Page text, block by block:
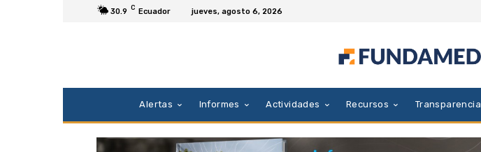
30.9 C Ecuador jueves, agosto 6, 2026
Alertas Informes Actividades Recursos Transparencia